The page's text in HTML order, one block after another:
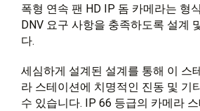
폭형 연속 팬 HD IP 돔 카메라는 형
DNV 요구 사항을 충족하도록 설계
다.
세심하게 설계된 설계를 통해 이 스
라 스테이션에 치명적인 진동 및 기
수 있습니다. IP 66 등급의 카메라